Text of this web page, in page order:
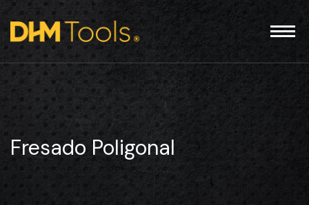
Fresado Poligonal